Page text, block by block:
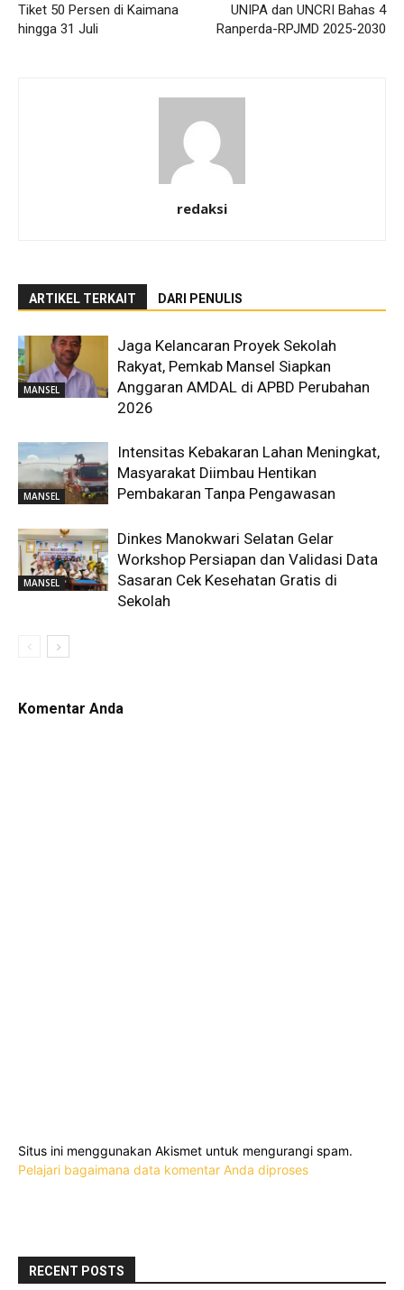
Tiket 50 Persen di Kaimana
hingga 31 Juli
UNIPA dan UNCRI Bahas 4
Ranperda-RPJMD 2025-2030
redaksi
ARTIKEL TERKAIT DARI PENULIS
MANSEL
Jaga Kelancaran Proyek Sekolah
Rakyat, Pemkab Mansel Siapkan
Anggaran AMDAL di APBD Perubahan
2026
MANSEL
Intensitas Kebakaran Lahan Meningkat,
Masyarakat Diimbau Hentikan
Pembakaran Tanpa Pengawasan
MANSEL
Dinkes Manokwari Selatan Gelar
Workshop Persiapan dan Validasi Data
Sasaran Cek Kesehatan Gratis di
Sekolah
Komentar Anda
Situs ini menggunakan Akismet untuk mengurangi spam.
Pelajari bagaimana data komentar Anda diproses
RECENT POSTS